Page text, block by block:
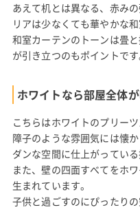
あえて机とは異なる、赤み
リアは少なくても華やかな和
和室カーテンのトーンは畳
が引き立つのもポイントです
ホワイトなら部屋全体
こちらはホワイトのプリー
障子のような雰囲気には懐
ダンな空間に仕上がってい
また、壁の四面すべてをホ
生まれています。
子供と過ごすのにぴったりの